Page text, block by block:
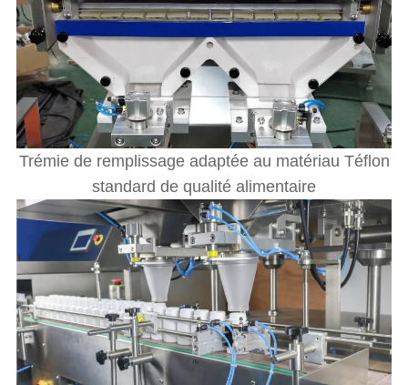
Trémie de remplissage adaptée au matériau Téflon
standard de qualité alimentaire